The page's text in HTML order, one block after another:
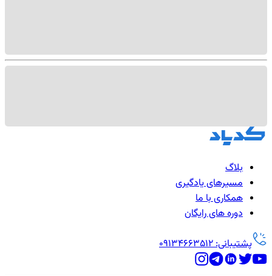
بلاگ
مسیرهای یادگیری
همکاری با ما
دوره های رایگان
پشتیبانی: 09134663512